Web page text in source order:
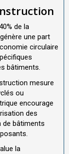
de la
une part
circulaire
bâtiments.
mesure
ou
encourage
des
bâtiments
la